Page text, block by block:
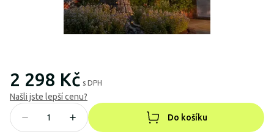
2 298 Kč s DPH
Našli jste lepší cenu?
Do košíku